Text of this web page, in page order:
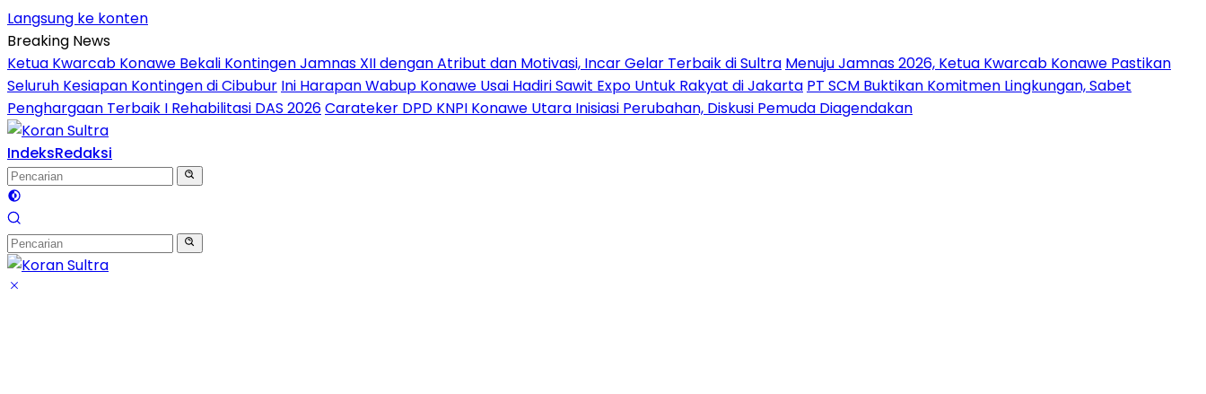
Langsung ke konten
Breaking News
Ketua Kwarcab Konawe Bekali Kontingen Jamnas XII dengan Atribut dan Motivasi, Incar Gelar Terbaik di Sultra Menuju Jamnas 2026, Ketua Kwarcab Konawe Pastikan
Seluruh Kesiapan Kontingen di Cibubur Ini Harapan Wabup Konawe Usai Hadiri Sawit Expo Untuk Rakyat di Jakarta PT SCM Buktikan Komitmen Lingkungan, Sabet
Penghargaan Terbaik I Rehabilitasi DAS 2026Carateker DPD KNPI Konawe Utara Inisiasi Perubahan, Diskusi Pemuda Diagendakan
IndeksRedaksi